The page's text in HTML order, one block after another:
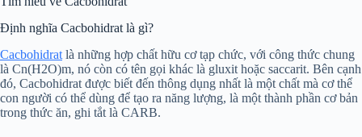
Định nghĩa Cacbohidrat là gì?
Cacbohidrat là những hợp chất hữu cơ tạp chức, với công thức chung
là Cn(H2O)m, nó còn có tên gọi khác là gluxit hoặc saccarit. Bên cạnh
đó, Cacbohidrat được biết đến thông dụng nhất là một chất mà cơ thể
con người có thể dùng để tạo ra năng lượng, là một thành phần cơ bản
trong thức ăn, ghi tắt là CARB.